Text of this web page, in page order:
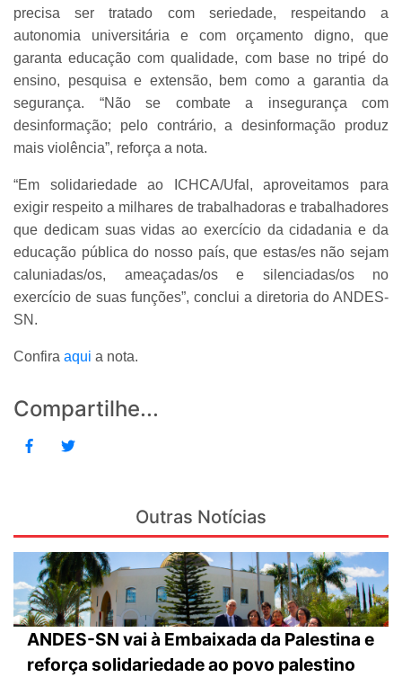
precisa ser tratado com seriedade, respeitando a
autonomia universitária e com orçamento digno, que
garanta educação com qualidade, com base no tripé do
ensino, pesquisa e extensão, bem como a garantia da
segurança. “Não se combate a insegurança com
desinformação; pelo contrário, a desinformação produz
mais violência”, reforça a nota.
“Em solidariedade ao ICHCA/Ufal, aproveitamos para
exigir respeito a milhares de trabalhadoras e trabalhadores
que dedicam suas vidas ao exercício da cidadania e da
educação pública do nosso país, que estas/es não sejam
caluniadas/os, ameaçadas/os e silenciadas/os no
exercício de suas funções”, conclui a diretoria do ANDES-
SN.
Confira aqui a nota.
Compartilhe...
Outras Notícias
ANDES-SN vai à Embaixada da Palestina e
reforça solidariedade ao povo palestino